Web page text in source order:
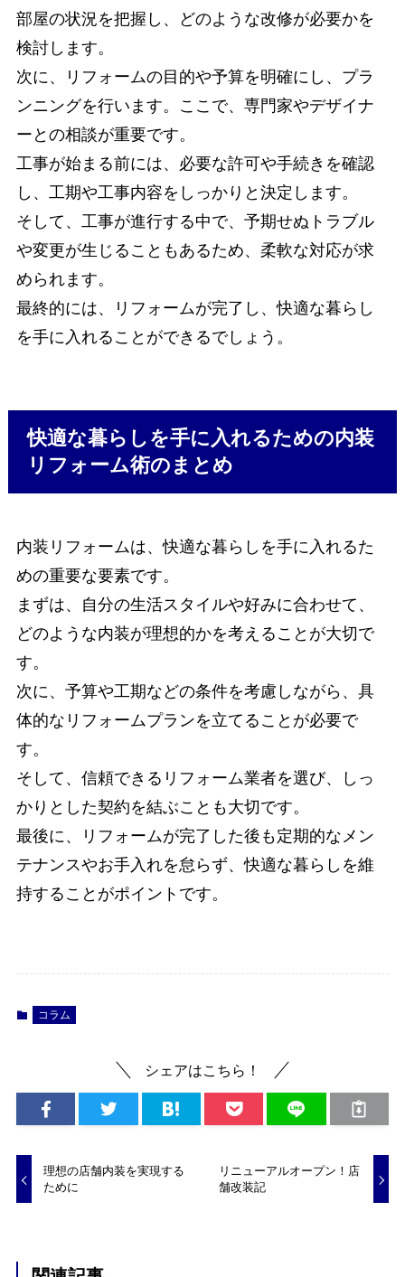
部屋の状況を把握し、どのような改修が必要かを
検討します。
次に、リフォームの目的や予算を明確にし、プラ
ンニングを行います。ここで、専門家やデザイナ
ーとの相談が重要です。
工事が始まる前には、必要な許可や手続きを確認
し、工期や工事内容をしっかりと決定します。
そして、工事が進行する中で、予期せぬトラブル
や変更が生じることもあるため、柔軟な対応が求
められます。
最終的には、リフォームが完了し、快適な暮らし
を手に入れることができるでしょう。
快適な暮らしを手に入れるための内装
リフォーム術のまとめ
内装リフォームは、快適な暮らしを手に入れるた
めの重要な要素です。
まずは、自分の生活スタイルや好みに合わせて、
どのような内装が理想的かを考えることが大切で
す。
次に、予算や工期などの条件を考慮しながら、具
体的なリフォームプランを立てることが必要で
す。
そして、信頼できるリフォーム業者を選び、しっ
かりとした契約を結ぶことも大切です。
最後に、リフォームが完了した後も定期的なメン
テナンスやお手入れを怠らず、快適な暮らしを維
持することがポイントです。
コラム
シェアはこちら！
理想の店舗内装を実現する
ために
リニューアルオープン！店
舗改装記